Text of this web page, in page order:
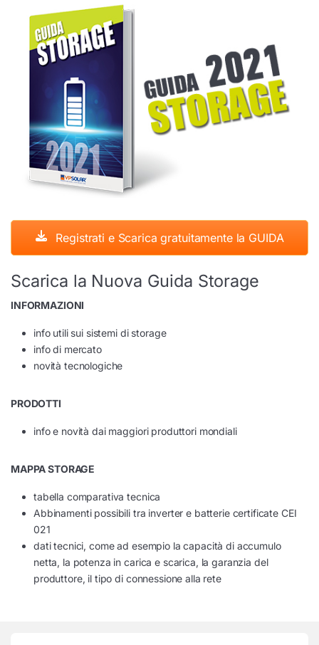
Registrati e Scarica gratuitamente la GUIDA
Scarica la Nuova Guida Storage
INFORMAZIONI
info utili sui sistemi di storage
info di mercato
novità tecnologiche
PRODOTTI
info e novità dai maggiori produttori mondiali
MAPPA STORAGE
tabella comparativa tecnica
Abbinamenti possibili tra inverter e batterie certificate CEI
021
dati tecnici, come ad esempio la capacità di accumulo
netta, la potenza in carica e scarica, la garanzia del
produttore, il tipo di connessione alla rete